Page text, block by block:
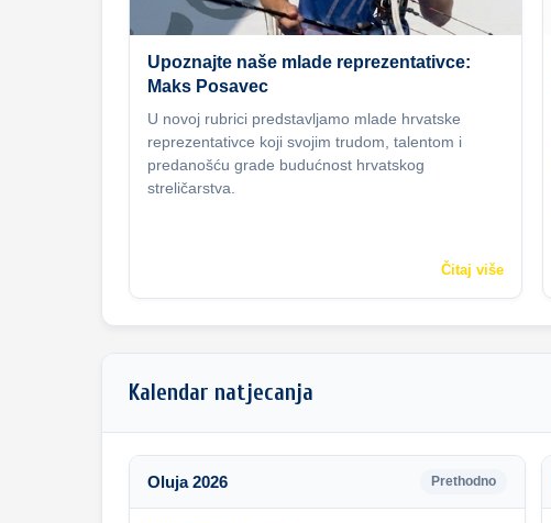
Upoznajte naše mlade reprezentativce:
Maks Posavec
U novoj rubrici predstavljamo mlade hrvatske
reprezentativce koji svojim trudom, talentom i
predanošću grade budućnost hrvatskog
streličarstva.
Čitaj više
Kalendar natjecanja
Oluja 2026 Prethodno